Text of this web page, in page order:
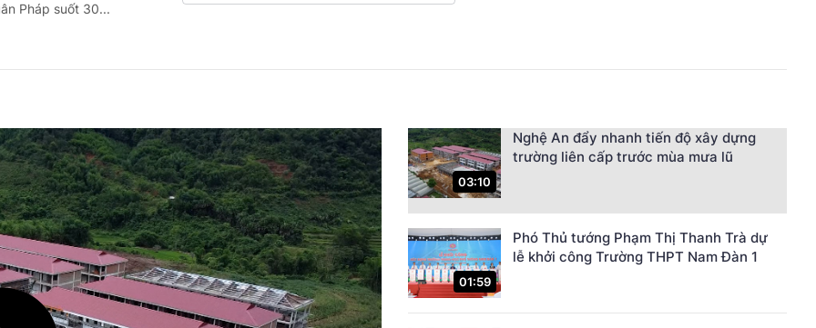
Pháp suốt 30...
03:10
Nghệ An đẩy nhanh tiến độ xây dựng
trường liên cấp trước mùa mưa lũ
01:59
Phó Thủ tướng Phạm Thị Thanh Trà dự
lễ khởi công Trường THPT Nam Đàn 1